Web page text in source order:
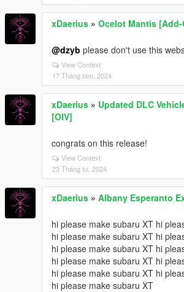
xDaerius » Ocelot Mantis
@dzyb please don't use this
View Context
17 Tháng tám, 2024
xDaerius » Updated DLC
[OIV]
congrats on this release!
View Context
23 Tháng tư, 2024
xDaerius » Albany Esperanto
hi please make subaru XT hi
hi please make subaru XT hi
hi please make subaru XT hi
hi please make subaru XT hi
hi please make subaru XT hi
hi please make subaru XT